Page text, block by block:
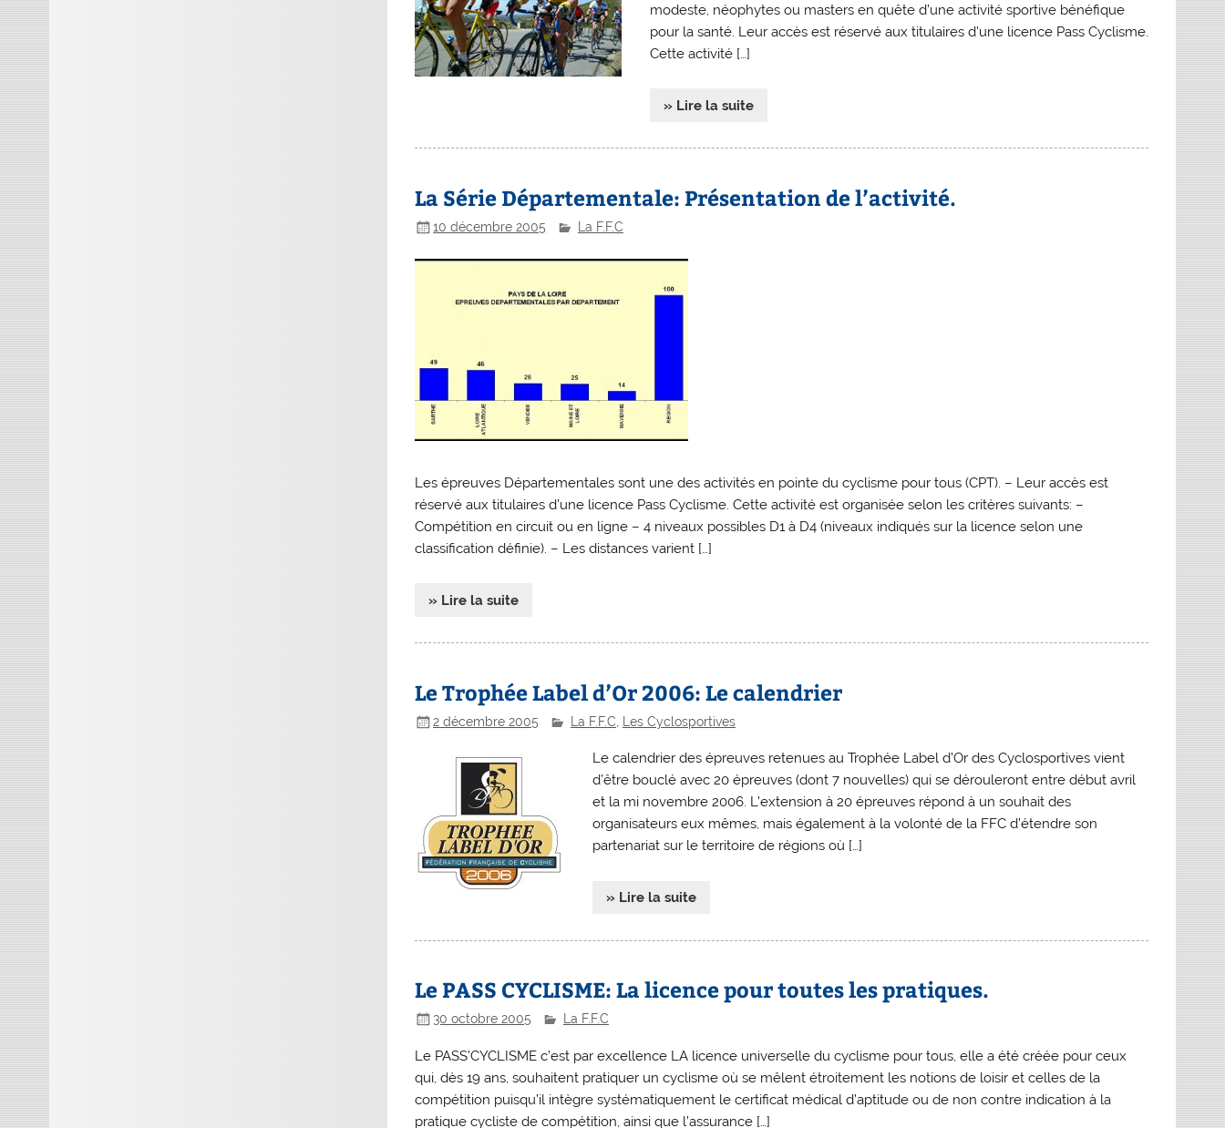
modeste, néophytes ou masters en quête d’une activité sportive bénéfique
pour la santé. Leur accès est réservé aux titulaires d’une licence Pass Cyclisme.
Cette activité […]
» Lire la suite
La Série Départementale: Présentation de l’activité.
10 décembre 2005 La F.F.C
Les épreuves Départementales sont une des activités en pointe du cyclisme pour tous (CPT). – Leur accès est
réservé aux titulaires d’une licence Pass Cyclisme. Cette activité est organisée selon les critères suivants: –
Compétition en circuit ou en ligne – 4 niveaux possibles D1 à D4 (niveaux indiqués sur la licence selon une
classification définie). – Les distances varient […]
» Lire la suite
Le Trophée Label d’Or 2006: Le calendrier
2 décembre 2005 La F.F.C Les Cyclosportives
Le calendrier des épreuves retenues au Trophée Label d’Or des Cyclosportives vient
d’être bouclé avec 20 épreuves (dont 7 nouvelles) qui se dérouleront entre début avril
et la mi novembre 2006. L’extension à 20 épreuves répond à un souhait des
organisateurs eux mêmes, mais également à la volonté de la FFC d’étendre son
partenariat sur le territoire de régions où […]
» Lire la suite
Le PASS CYCLISME: La licence pour toutes les pratiques.
30 octobre 2005 La F.F.C
Le PASS’CYCLISME c’est par excellence LA licence universelle du cyclisme pour tous, elle a été créée pour ceux
qui, dès 19 ans, souhaitent pratiquer un cyclisme où se mêlent étroitement les notions de loisir et celles de la
compétition puisqu’il intègre systématiquement le certificat médical d’aptitude ou de non contre indication à la
pratique cycliste de compétition, ainsi que l’assurance […]